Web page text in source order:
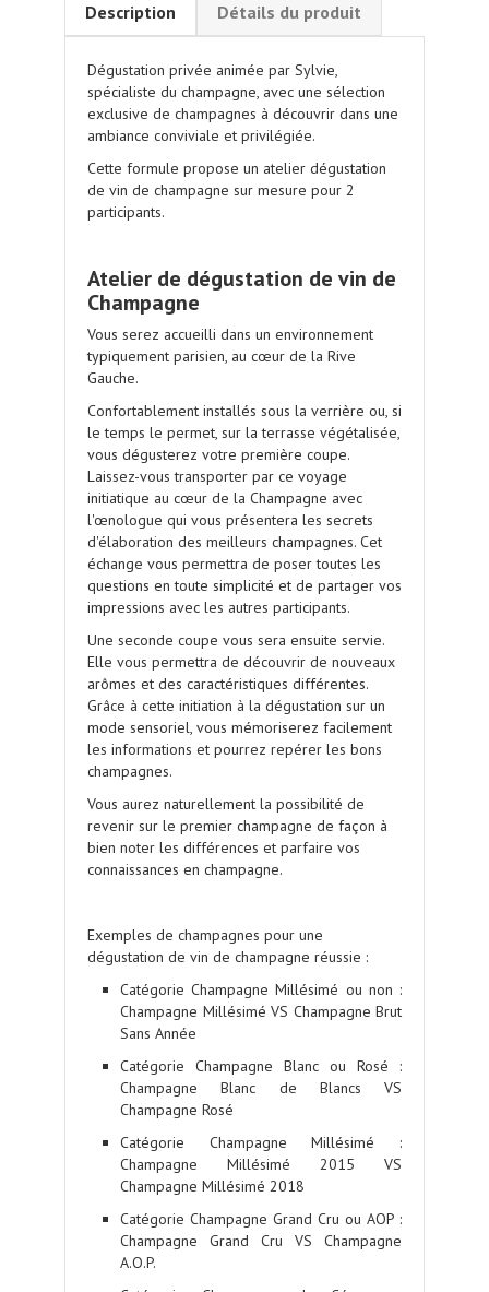
Description Détails du produit
Dégustation privée animée par Sylvie,
spécialiste du champagne, avec une sélection
exclusive de champagnes à découvrir dans une
ambiance conviviale et privilégiée.
Cette formule propose un atelier dégustation
de vin de champagne sur mesure pour 2
participants.
Atelier de dégustation de vin de
Champagne
Vous serez accueilli dans un environnement
typiquement parisien, au cœur de la Rive
Gauche.
Confortablement installés sous la verrière ou, si
le temps le permet, sur la terrasse végétalisée,
vous dégusterez votre première coupe.
Laissez-vous transporter par ce voyage
initiatique au cœur de la Champagne avec
l'œnologue qui vous présentera les secrets
d'élaboration des meilleurs champagnes. Cet
échange vous permettra de poser toutes les
questions en toute simplicité et de partager vos
impressions avec les autres participants.
Une seconde coupe vous sera ensuite servie.
Elle vous permettra de découvrir de nouveaux
arômes et des caractéristiques différentes.
Grâce à cette initiation à la dégustation sur un
mode sensoriel, vous mémoriserez facilement
les informations et pourrez repérer les bons
champagnes.
Vous aurez naturellement la possibilité de
revenir sur le premier champagne de façon à
bien noter les différences et parfaire vos
connaissances en champagne.
Exemples de champagnes pour une
dégustation de vin de champagne réussie :
Catégorie Champagne Millésimé ou non :
Champagne Millésimé VS Champagne Brut
Sans Année
Catégorie Champagne Blanc ou Rosé :
Champagne Blanc de Blancs VS
Champagne Rosé
Catégorie Champagne Millésimé :
Champagne Millésimé 2015 VS
Champagne Millésimé 2018
Catégorie Champagne Grand Cru ou AOP :
Champagne Grand Cru VS Champagne
A.O.P.